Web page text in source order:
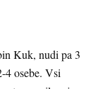
Kuk, nudi pa 3
4 osebe. Vsi